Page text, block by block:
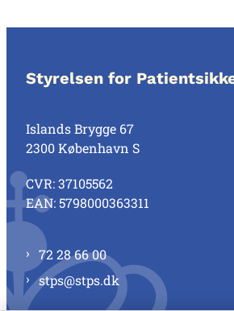
Styrelsen for
Islands Brygge 67
2300 København S
CVR: 37105562
EAN: 5798000363311
72 28 66 00
stps@stps.dk